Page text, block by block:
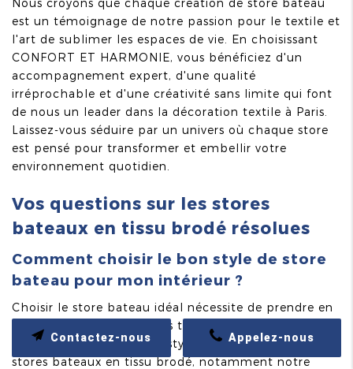
est un témoignage de notre passion pour le textile et
l'art de sublimer les espaces de vie. En choisissant
CONFORT ET HARMONIE, vous bénéficiez d'un
accompagnement expert, d'une qualité
irréprochable et d'une créativité sans limite qui font
de nous un leader dans la décoration textile à Paris.
Laissez-vous séduire par un univers où chaque store
est pensé pour transformer et embellir votre
environnement quotidien.
Vos questions sur les stores
bateaux en tissu brodé résolues
Comment choisir le bon style de store
bateau pour mon intérieur ?
Choisir le store bateau idéal nécessite de prendre en
compte différents aspects tels que la luminosité, la
palette de couleurs et le style de votre mobilier. Les
stores bateaux en tissu brodé, notamment notre
Appelez-nous
Contactez-nous